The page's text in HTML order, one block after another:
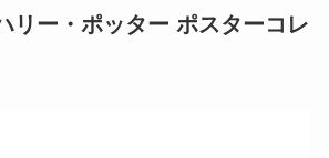
リー・ポッター ポスターコレ